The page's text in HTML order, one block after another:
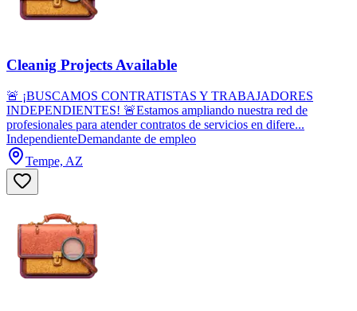
Cleanig Projects Available
🚨 ¡BUSCAMOS CONTRATISTAS Y TRABAJADORES
INDEPENDIENTES! 🚨Estamos ampliando nuestra red de
profesionales para atender contratos de servicios en difere...
IndependienteDemandante de empleo
Tempe, AZ